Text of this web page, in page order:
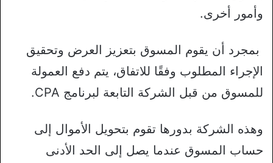
وأمور أخرى.
بمجرد أن يقوم المسوق بتعزيز العرض وتحقيق
الإجراء المطلوب وفقًا للاتفاق، يتم دفع العمولة
للمسوق من قبل الشركة التابعة لبرنامج CPA.
وهذه الشركة بدورها تقوم بتحويل الأموال إلى
حساب المسوق عندما يصل إلى الحد الأدنى